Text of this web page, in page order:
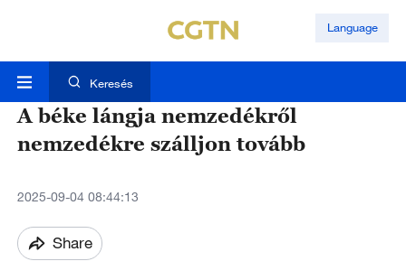
Language
Keresés
A béke lángja nemzedékről
nemzedékre szálljon tovább
2025-09-04 08:44:13
Share